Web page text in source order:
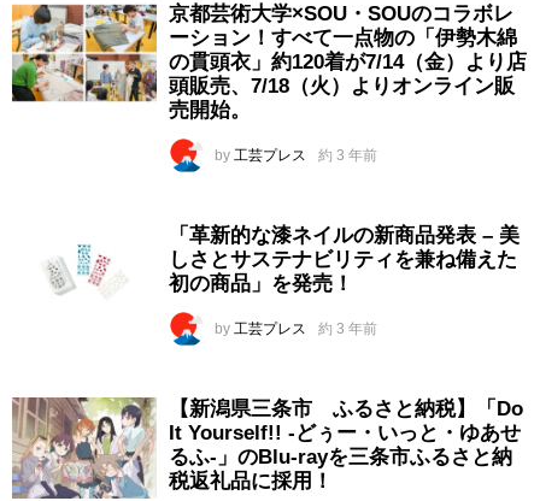
京都芸術大学×SOU・SOUのコラボレ
ーション！すべて一点物の「伊勢木綿
の貫頭衣」約120着が7/14（金）より店
頭販売、7/18（火）よりオンライン販
売開始。
by 工芸プレス 約 3 年前
「革新的な漆ネイルの新商品発表 – 美
しさとサステナビリティを兼ね備えた
初の商品」を発売！
by 工芸プレス 約 3 年前
【新潟県三条市 ふるさと納税】「Do
It Yourself!! -どぅー・いっと・ゆあせ
るふ-」のBlu-rayを三条市ふるさと納
税返礼品に採用！